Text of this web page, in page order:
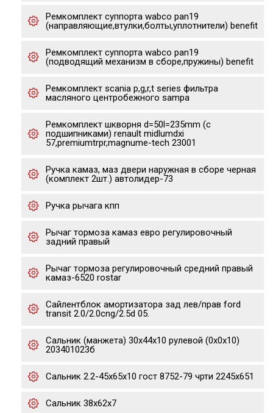
Ремкомплект суппорта wabco pan19
(направляющие,втулки,болты,уплотнители) benefit
Ремкомплект суппорта wabco pan19
(подводящий механизм в сборе,пружины) benefit
Ремкомплект scania p,g,r,t series фильтра
масляного центробежного sampa
Ремкомплект шкворня d=50l=235mm (с
подшипниками) renault midlumdxi
57,premiumtrpr,magnume-tech 23001
Ручка камаз, маз двери наружная в сборе черная
(комплект 2шт.) автолидер-73
Ручка рычага кпп
Рычаг тормоза камаз евро регулировочный
задний правый
Рычаг тормоза регулировочный средний правый
камаз-6520 rostar
Сайлентблок амортизаторa зад лев/прав ford
transit 2.0/2.0cng/2.5d 05.
Сальник (манжета) 30х44х10 рулевой (0х0х10)
203401023б
Сальник 2.2-45х65х10 гост 8752-79 чрти 2245х651
Сальник 38х62х7